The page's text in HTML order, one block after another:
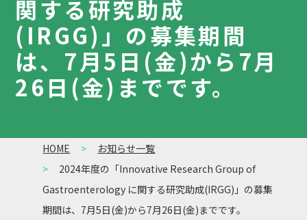
関する研究助成
(IRGG)」の募集期間
は、7月5日(金)から7月
26日(金)までです。
HOME
お知らせ一覧
2024年度の「Innovative Research Group of
Gastroenterology に関する研究助成(IRGG)」の募集
期間は、7月5日(金)から7月26日(金)までです。